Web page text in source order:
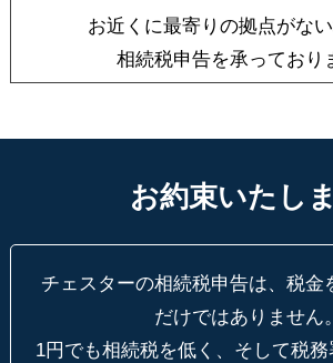
お近くに最寄りの拠点がな
相続税申告を承っており
お約束いたし
チェスターの相続税申告は、税金
だけではありません。
1円でも相続税を低く、そして税